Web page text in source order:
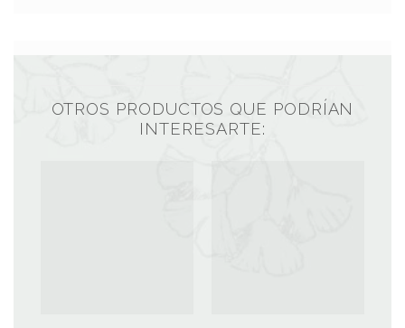
OTROS PRODUCTOS QUE PODRÍAN
INTERESARTE: